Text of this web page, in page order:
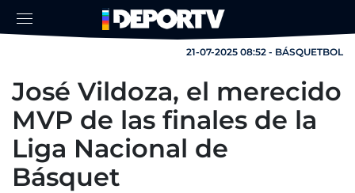
21-07-2025 08:52 - BÁSQUETBOL
José Vildoza, el merecido
MVP de las finales de la
Liga Nacional de
Básquet